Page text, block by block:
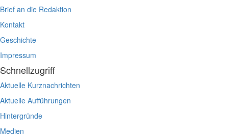
Brief an die Redaktion
Kontakt
Geschichte
Impressum
Schnellzugriff
Aktuelle Kurznachrichten
Aktuelle Aufführungen
Hintergründe
Medien